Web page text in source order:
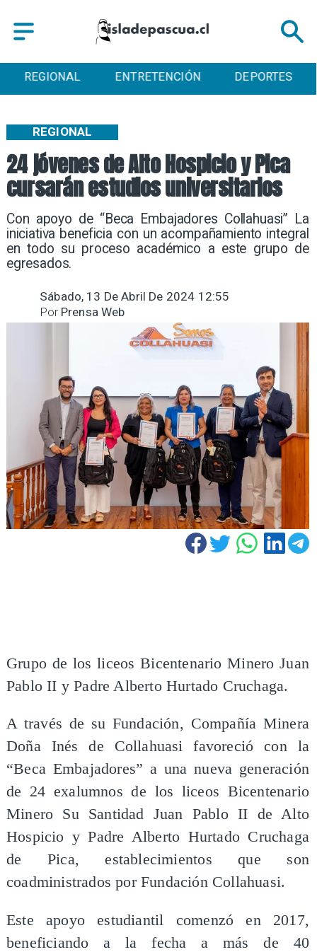
ENTRETENCIÓN DEPORTES CULTURA
24 jóvenes de Alto Hospicio y Pica
cursarán estudios universitarios
Con apoyo de “Beca Embajadores Collahuasi” La
iniciativa beneficia con un acompañamiento integral
en todo su proceso académico a este grupo de
egresados.
REGIONAL
Sábado, 13 De Abril De 2024 12:55
Prensa Web
Por
Grupo de los liceos Bicentenario Minero Juan
Pablo II y Padre Alberto Hurtado Cruchaga.
A través de su Fundación, Compañía Minera
Doña Inés de Collahuasi favoreció con la
“Beca Embajadores” a una nueva generación
de 24 exalumnos de los liceos Bicentenario
Minero Su Santidad Juan Pablo II de Alto
Hospicio y Padre Alberto Hurtado Cruchaga
de Pica, establecimientos que son
coadministrados por Fundación Collahuasi.
Este apoyo estudiantil comenzó en 2017,
beneficiando a la fecha a más de 40